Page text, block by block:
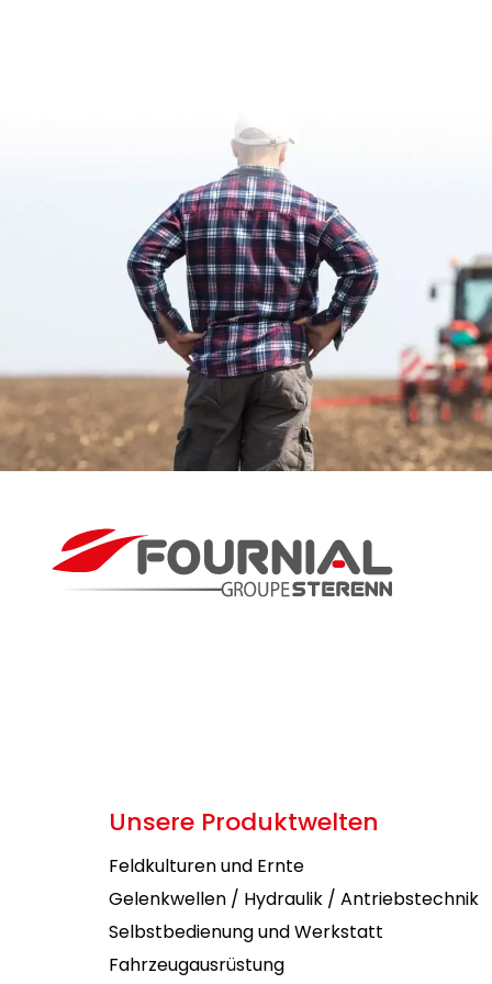
Unsere Produktwelten
Feldkulturen und Ernte
Gelenkwellen / Hydraulik / Antriebstechnik
Selbstbedienung und Werkstatt
Fahrzeugausrüstung